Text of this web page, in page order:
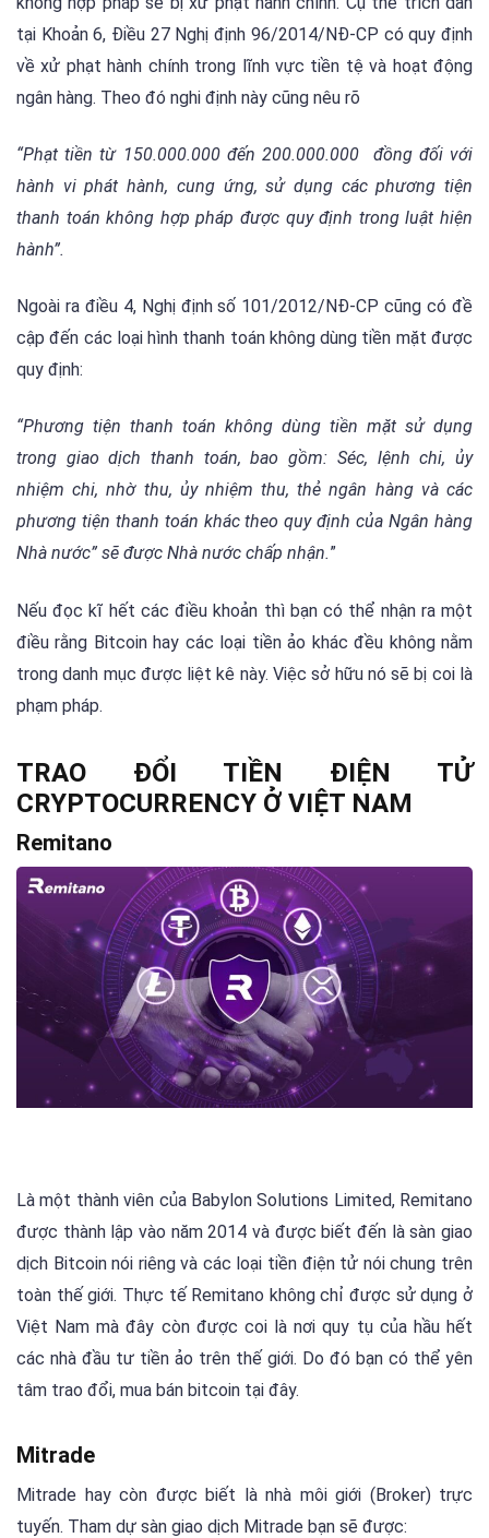
tại Khoản 6, Điều 27 Nghị định 96/2014/NĐ-CP có quy định
về xử phạt hành chính trong lĩnh vực tiền tệ và hoạt động
ngân hàng. Theo đó nghi định này cũng nêu rõ
“Phạt tiền từ 150.000.000 đến 200.000.000 đồng đối với
hành vi phát hành, cung ứng, sử dụng các phương tiện
thanh toán không hợp pháp được quy định trong luật hiện
hành”.
Ngoài ra điều 4, Nghị định số 101/2012/NĐ-CP cũng có đề
cập đến các loại hình thanh toán không dùng tiền mặt được
quy định:
“Phương tiện thanh toán không dùng tiền mặt sử dụng
trong giao dịch thanh toán, bao gồm: Séc, lệnh chi, ủy
nhiệm chi, nhờ thu, ủy nhiệm thu, thẻ ngân hàng và các
phương tiện thanh toán khác theo quy định của Ngân hàng
Nhà nước” sẽ được Nhà nước chấp nhận.”
Nếu đọc kĩ hết các điều khoản thì bạn có thể nhận ra một
điều rằng Bitcoin hay các loại tiền ảo khác đều không nằm
trong danh mục được liệt kê này. Việc sở hữu nó sẽ bị coi là
phạm pháp.
TRAO ĐỔI TIỀN ĐIỆN TỬ
CRYPTOCURRENCY Ở VIỆT NAM
Remitano
Là một thành viên của Babylon Solutions Limited, Remitano
được thành lập vào năm 2014 và được biết đến là sàn giao
dịch Bitcoin nói riêng và các loại tiền điện tử nói chung trên
toàn thế giới. Thực tế Remitano không chỉ được sử dụng ở
Việt Nam mà đây còn được coi là nơi quy tụ của hầu hết
các nhà đầu tư tiền ảo trên thế giới. Do đó bạn có thể yên
tâm trao đổi, mua bán bitcoin tại đây.
Mitrade
Mitrade hay còn được biết là nhà môi giới (Broker) trực
tuyến. Tham dự sàn giao dịch Mitrade bạn sẽ được: